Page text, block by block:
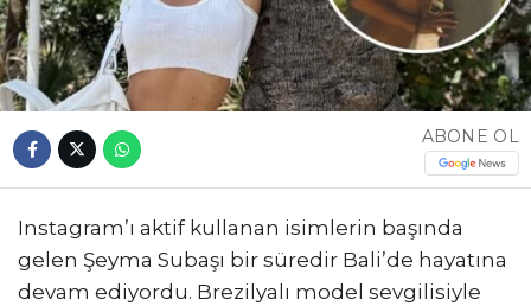
ABONE OL
Instagram’ı aktif kullanan isimlerin başında
gelen Şeyma Subaşı bir süredir Bali’de hayatına
devam ediyordu. Brezilyalı model sevgilisiyle